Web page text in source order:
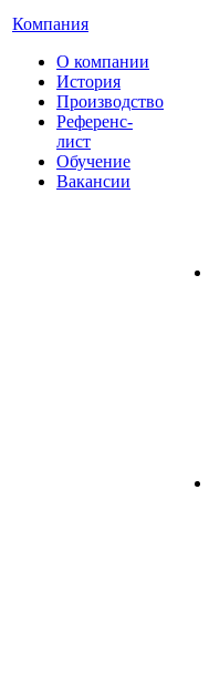
Компания
О компании
История
Производство
Референс-
лист
Обучение
Вакансии